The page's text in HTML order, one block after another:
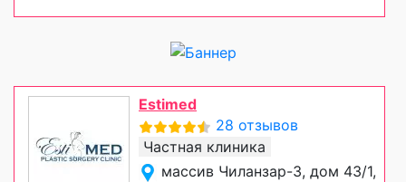
Estimed
28 отзывов
Частная клиника
массив Чиланзар-3, дом 43/1,